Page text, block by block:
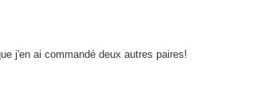
j'en ai commandé deux autres paires!